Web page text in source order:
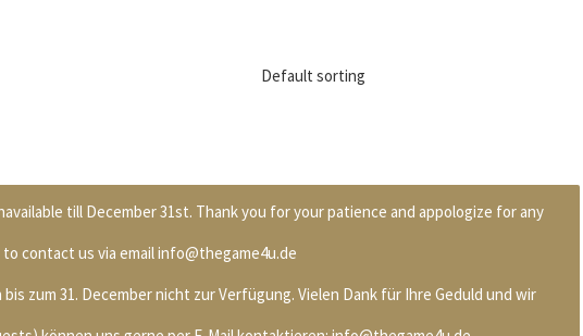
Default sorting
till December 31st. Thank you for your patience and appologize for any
contact us via email info@thegame4u.de
zum 31. December nicht zur Verfügung. Vielen Dank für Ihre Geduld und wir